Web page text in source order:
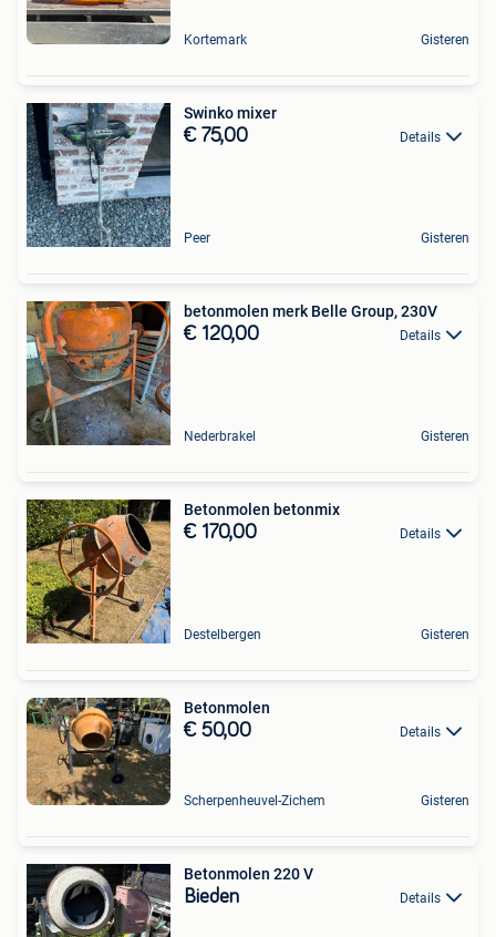
Kortemark Gisteren
Swinko mixer
€ 75,00 Details
Peer Gisteren
betonmolen merk Belle Group, 230V
€ 120,00 Details
Nederbrakel Gisteren
Betonmolen betonmix
€ 170,00 Details
Destelbergen Gisteren
Betonmolen
€ 50,00 Details
Scherpenheuvel-Zichem Gisteren
Betonmolen 220 V
Bieden Details